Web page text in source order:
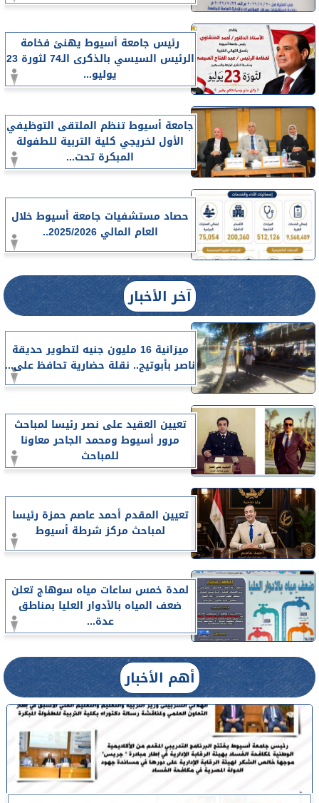
رئيس جامعة أسيوط يهنئ فخامة
الرئيس السيسي بالذكرى الـ74 لثورة 23
يوليو...
جامعة أسيوط تنظم الملتقى التوظيفي
الأول لخريجي كلية التربية للطفولة
المبكرة تحت...
حصاد مستشفيات جامعة أسيوط خلال
العام المالي 2025/2026..
آخر الأخبار
ميزانية 16 مليون جنيه لتطوير حديقة
ناصر بأبوتيج.. نقلة حضارية تحافظ على...
تعيين العقيد على نصر رئيسا لمباحث
مرور أسيوط ومحمد الجاحر معاونا
للمباحث
تعيين المقدم أحمد عاصم حمزة رئيسا
لمباحث مركز شرطة أسيوط
لمدة خمس ساعات مياه سوهاج تعلن
ضعف المياه بالأدوار العليا بمناطق
عدة...
أهم الأخبار